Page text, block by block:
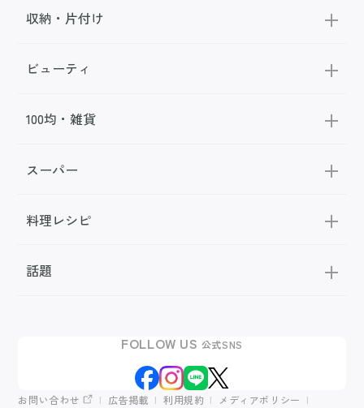
収納・片付け
ビューティ
100均・雑貨
スーパー
料理レシピ
話題
FOLLOW US 公式SNS
お問い合わせ 広告掲載 利用規約 メディアポリシー